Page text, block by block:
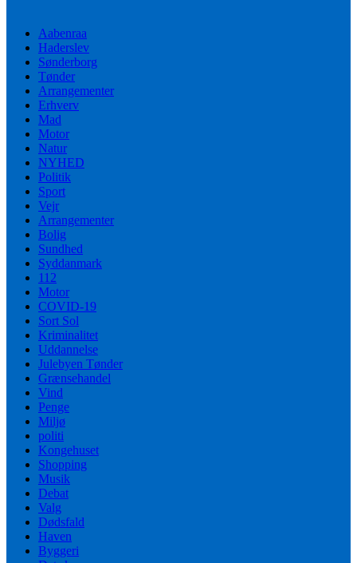
Aabenraa
Haderslev
Sønderborg
Tønder
Arrangementer
Erhverv
Mad
Motor
Natur
NYHED
Politik
Sport
Vejr
Arrangementer
Bolig
Sundhed
Syddanmark
112
Motor
COVID-19
Sort Sol
Kriminalitet
Uddannelse
Julebyen Tønder
Grænsehandel
Vind
Penge
Miljø
politi
Kongehuset
Shopping
Musik
Debat
Valg
Dødsfald
Haven
Byggeri